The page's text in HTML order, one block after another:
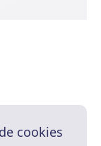
cookies